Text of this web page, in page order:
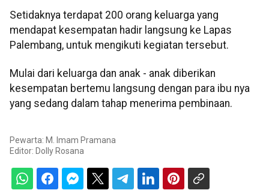
Setidaknya terdapat 200 orang keluarga yang
mendapat kesempatan hadir langsung ke Lapas
Palembang, untuk mengikuti kegiatan tersebut.
Mulai dari keluarga dan anak - anak diberikan
kesempatan bertemu langsung dengan para ibu nya
yang sedang dalam tahap menerima pembinaan.
Pewarta: M. Imam Pramana
Editor: Dolly Rosana